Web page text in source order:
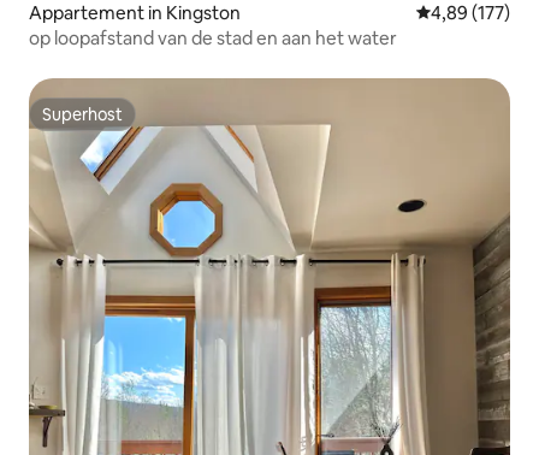
Appartement in Kingston Gemiddelde
4,89 (177)
op loopafstand van de stad en aan het water
Superhost
Superhost